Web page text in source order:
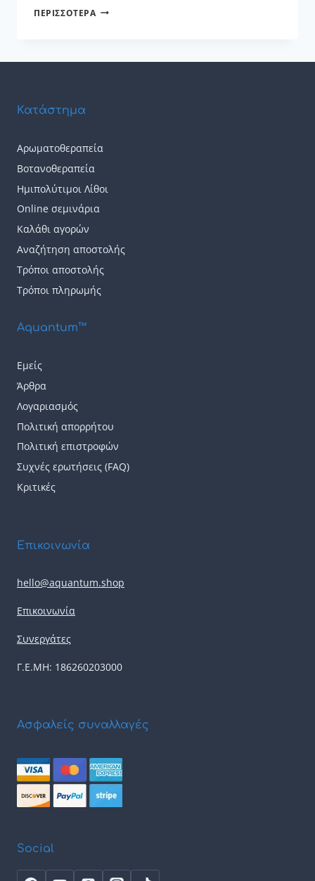
ΠΕΡΙΣΣΌΤΕΡΑ
ΚΡΎΣΤΑΛΛΟΙ
Κατάστημα
Αρωματοθεραπεία
Βοτανοθεραπεία
Ημιπολύτιμοι Λίθοι
Online σεμινάρια
Καλάθι αγορών
Αναζήτηση αποστολής
Τρόποι αποστολής
Τρόποι πληρωμής
Aquantum™
Εμείς
Άρθρα
Λογαριασμός
Πολιτική απορρήτου
Πολιτική επιστροφών
Συχνές ερωτήσεις (FAQ)
Κριτικές
Επικοινωνία
hello@aquantum.shop
Επικοινωνία
Συνεργάτες
Γ.Ε.ΜΗ: 186260203000
Ασφαλείς συναλλαγές
Social